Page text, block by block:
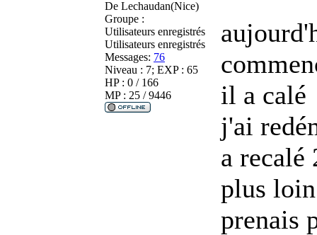
De Lechaudan(Nice)
Groupe :
Utilisateurs enregistrés
Utilisateurs enregistrés
Messages: 76
Niveau : 7; EXP : 65
HP : 0 / 166
MP : 25 / 9446
il a calé
j'ai
a recalé
plus
prenais